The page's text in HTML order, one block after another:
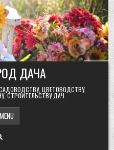
ДАЧА
ЦВЕТОВОДСТВУ,
СТРОИТЕЛЬСТВУ ДАЧ.
MENU